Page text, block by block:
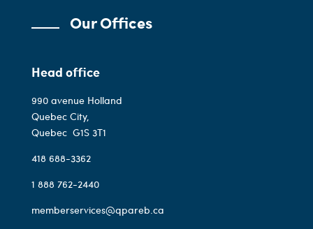
Our Offices
Head office
990 avenue Holland
Quebec City,
Quebec G1S 3T1
418 688-3362
1 888 762-2440
memberservices@qpareb.ca